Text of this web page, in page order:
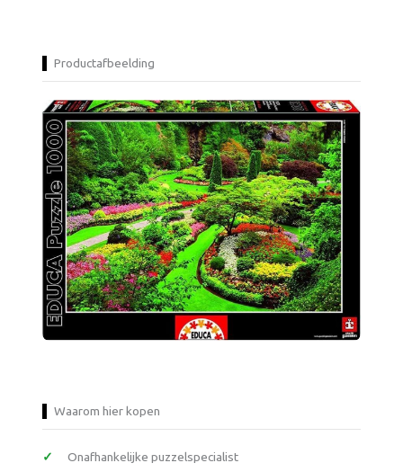
Productafbeelding
Waarom hier kopen
Onafhankelijke puzzelspecialist